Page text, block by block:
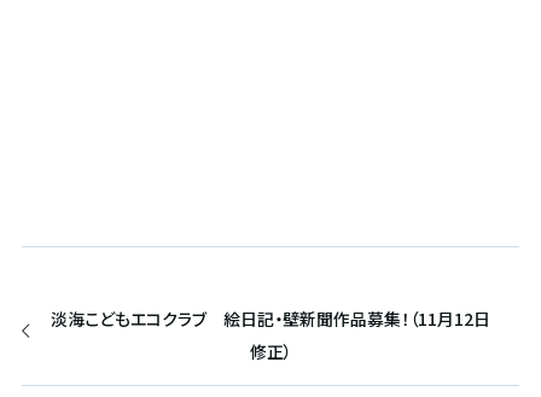
淡海こどもエコクラブ 絵日記・壁新聞作品募集！（11月12日
修正）